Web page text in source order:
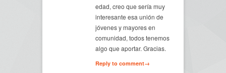
edad, creo que sería muy
interesante esa unión de
jóvenes y mayores en
comunidad, todos tenemos
algo que aportar. Gracias.
Reply to comment→